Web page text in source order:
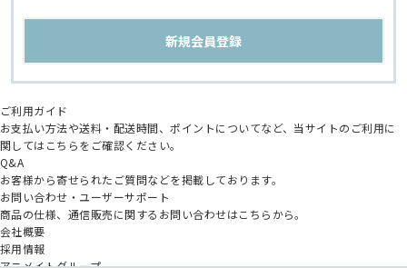
ご利用ガイド
お支払い方法や送料・配送時間、ポイントについてなど、当サイトのご利用に
関してはこちらをご確認ください。
Q&A
お客様から寄せられたご質問などを掲載しております。
お問い合わせ・ユーザーサポート
商品の仕様、通信販売に関するお問い合わせはこちらから。
会社概要
採用情報